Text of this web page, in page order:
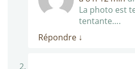
La photo est
tentante….
Répondre ↓